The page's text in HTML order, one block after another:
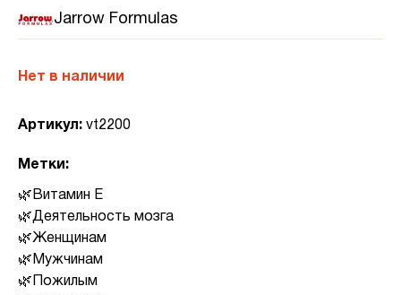
Jarrow Formulas
Нет в наличии
Артикул: vt2200
Метки:
Витамин Е
Деятельность мозга
Женщинам
Мужчинам
Пожилым